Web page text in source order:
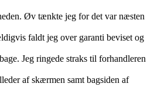
Øv tænkte jeg for det var næsten
faldt jeg over garanti beviset og
Jeg ringede straks til forhandleren
af skærmen samt bagsiden af